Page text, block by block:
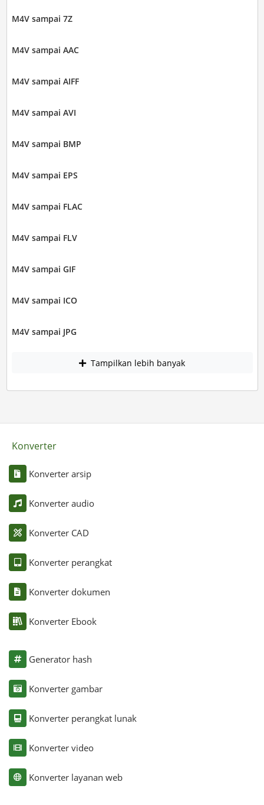
M4V sampai 7Z
M4V sampai AAC
M4V sampai AIFF
M4V sampai AVI
M4V sampai BMP
M4V sampai EPS
M4V sampai FLAC
M4V sampai FLV
M4V sampai GIF
M4V sampai ICO
M4V sampai JPG
Tampilkan lebih banyak
Konverter
Konverter arsip
Konverter audio
Konverter CAD
Konverter perangkat
Konverter dokumen
Konverter Ebook
Generator hash
Konverter gambar
Konverter perangkat lunak
Konverter video
Konverter layanan web